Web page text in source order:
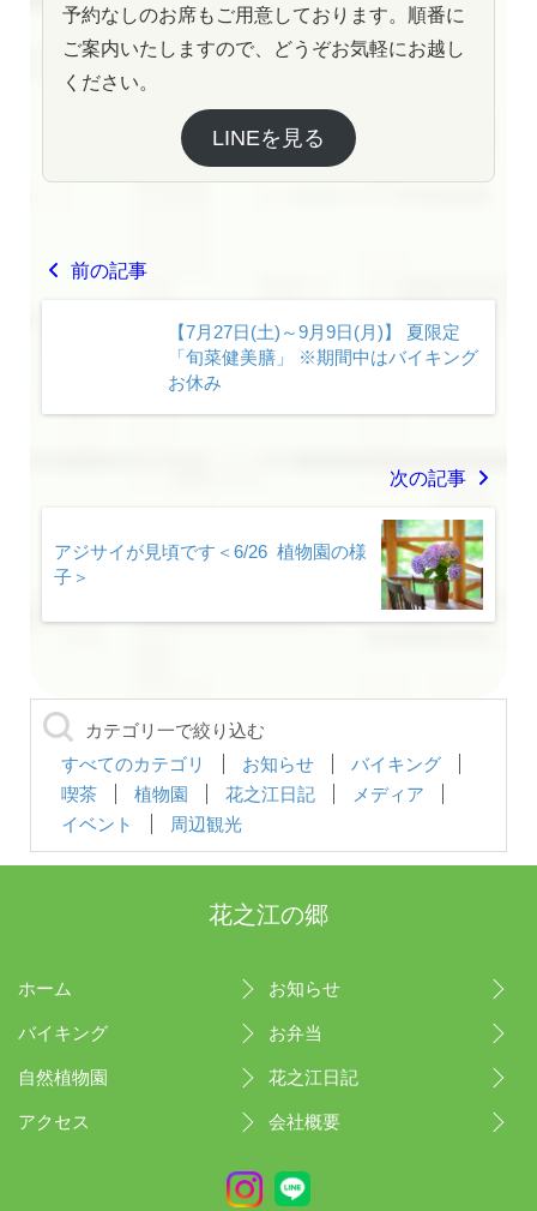
予約なしのお席もご用意しております。順番に
ご案内いたしますので、どうぞお気軽にお越し
ください。
LINEを見る
前の記事
【7月27日(土)～9月9日(月)】 夏限定
「旬菜健美膳」 ※期間中はバイキング
お休み
次の記事
アジサイが見頃です＜6/26 植物園の様
子＞
カテゴリ一で絞り込む
すべてのカテゴリ
お知らせ
バイキング
喫茶
植物園 花之江日記
メディア
イベント
周辺観光
花之江の郷
ホーム お知らせ
バイキング お弁当
自然植物園 花之江日記
アクセス 会社概要